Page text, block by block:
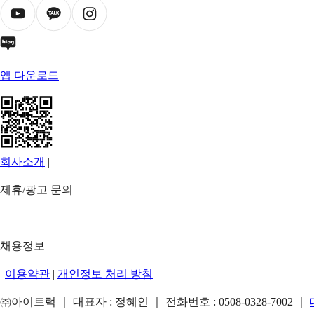
앱 다운로드
회사소개 |
제휴/광고 문의
|
채용정보
| 이용약관 | 개인정보 처리 방침
㈜아이트럭 ｜ 대표자 : 정혜인 ｜ 전화번호 : 0508-0328-7002